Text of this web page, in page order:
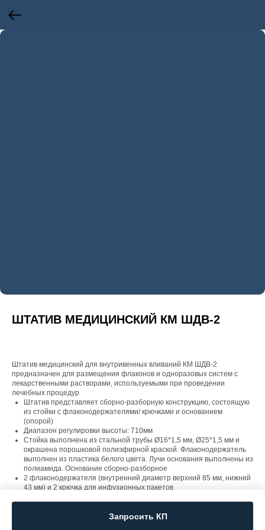
ШТАТИВ МЕДИЦИНСКИЙ КМ ШДВ-2
Запросить КП
Штатив медицинский для внутривенных вливаний КМ ШДВ-2
предназначен для размещения флаконов и одноразовых систем с
лекарственными растворами, используемыми при проведении
лечебных процедур
Штатив представляет сборно-разборную конструкцию, состоящую
из стойки с флаконодержателями/ крючками и основанием
(опорой)
Диапазон регулировки высоты: 710мм
Стойка выполнена из стальной трубы Ø16*1,5 мм, Ø25*1,5 мм и
окрашена порошковой полиэфирной краской. Флаконодержатель
выполнен из пластика белого цвета. Лучи основания выполнены из
полиамида. Основание сборно-разборное
2 флаконодержателя (внутренний диаметр верхний 85 мм, нижний
43 мм) и 2 крючка для инфузионных пакетов